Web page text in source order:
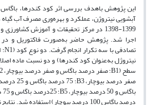
این پژوهش باهدف بررسی اثر کود کندرها،
آبشویی نیتروژن، عملکرد و بهره‌وری مصرف آب
1399-1398 در مرکز تحقیقات و آموزش
اجرا شد. پژوهش حاضر به‌صورت فاکتوریل و
نیتروژل به‌عنوان کود کندرها) و دو نسبت ماده
درصد باگاس 100 درصد بیوچار) استفاده